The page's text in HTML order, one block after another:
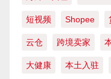
短视频 Shopee
云仓 跨境卖家
大健康 本土入驻